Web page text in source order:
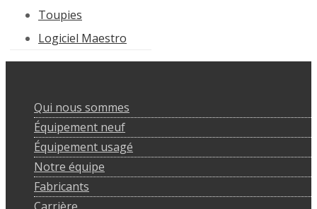
Toupies
Logiciel Maestro
Qui nous sommes
Équipement neuf
Équipement usagé
Notre équipe
Fabricants